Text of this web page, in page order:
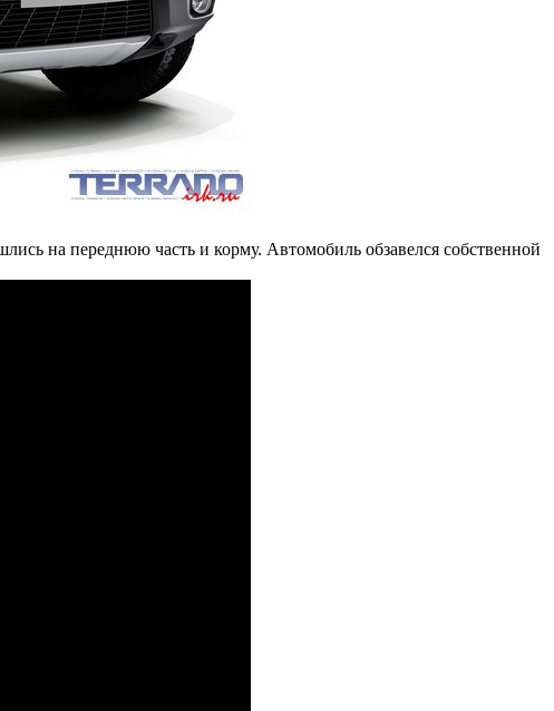
на переднюю часть и корму. Автомобиль обзавелся собственной